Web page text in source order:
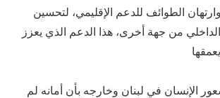
الطوائف للدعم الإقليمي، لتحسين
من جهة أخرى، هذا الدعم الذي يعزز
الإنسان في لبنان وخارجه بأن أمانه لم